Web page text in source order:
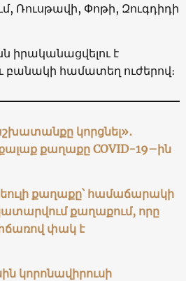
Ռուսթավի, Փոթի, Զուգդիդի
իրականացվելու է
բանակի համատեղ ուժերով։
կորցնել»․
քաղաքը COVID-19–ին
քաղաքը՝ համաճարակի
կատարվում քաղաքում, որը
փակ է
կորոնավիրուսի